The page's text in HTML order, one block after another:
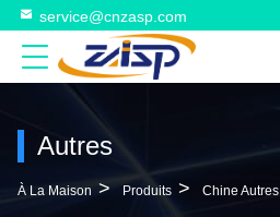
service@cnzasp.com
Autres
À La Maison > Produits > Chine Autres